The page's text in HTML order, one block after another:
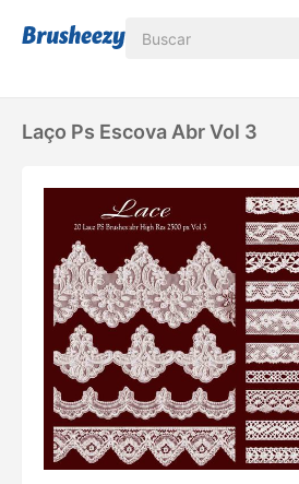
Laço Ps Escova Abr Vol 3